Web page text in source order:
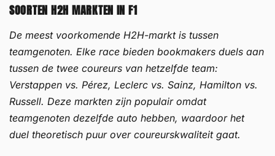
SOORTEN H2H MARKTEN IN F1
De meest voorkomende H2H-markt is tussen
teamgenoten. Elke race bieden bookmakers duels aan
tussen de twee coureurs van hetzelfde team:
Verstappen vs. Pérez, Leclerc vs. Sainz, Hamilton vs.
Russell. Deze markten zijn populair omdat
teamgenoten dezelfde auto hebben, waardoor het
duel theoretisch puur over coureurskwaliteit gaat.